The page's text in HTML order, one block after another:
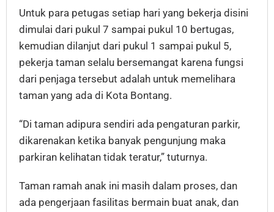
Untuk para petugas setiap hari yang bekerja disini
dimulai dari pukul 7 sampai pukul 10 bertugas,
kemudian dilanjut dari pukul 1 sampai pukul 5,
pekerja taman selalu bersemangat karena fungsi
dari penjaga tersebut adalah untuk memelihara
taman yang ada di Kota Bontang.
“Di taman adipura sendiri ada pengaturan parkir,
dikarenakan ketika banyak pengunjung maka
parkiran kelihatan tidak teratur,” tuturnya.
Taman ramah anak ini masih dalam proses, dan
ada pengerjaan fasilitas bermain buat anak, dan